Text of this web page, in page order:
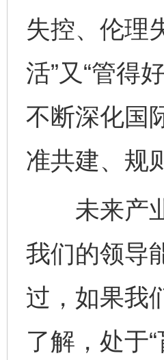
失控、伦理
活”又“管得
不断深化国
准共建、规
未来产业
我们的领导
过，如果我
了解，处于
东山县通报“牛蛙产品抗生素
千年窑火 生生不息